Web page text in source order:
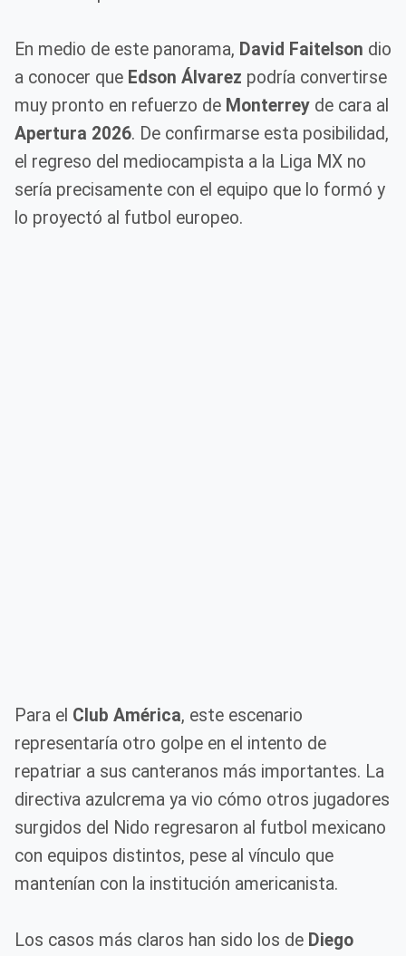
En medio de este panorama, David Faitelson dio
a conocer que Edson Álvarez podría convertirse
muy pronto en refuerzo de Monterrey de cara al
Apertura 2026. De confirmarse esta posibilidad,
el regreso del mediocampista a la Liga MX no
sería precisamente con el equipo que lo formó y
lo proyectó al futbol europeo.
Para el Club América, este escenario
representaría otro golpe en el intento de
repatriar a sus canteranos más importantes. La
directiva azulcrema ya vio cómo otros jugadores
surgidos del Nido regresaron al futbol mexicano
con equipos distintos, pese al vínculo que
mantenían con la institución americanista.
Los casos más claros han sido los de Diego